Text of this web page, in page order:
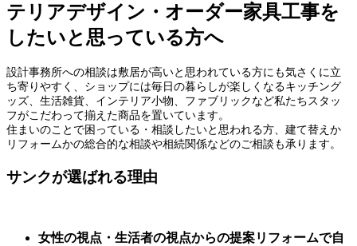
テリアデザイン・オーダー家具工事を
したいと思っている方へ
設計事務所への相談は敷居が高いと思われている方にも気さくに立
ち寄りやすく、ショップには毎日の暮らしが楽しくなるキッチング
ッズ、生活雑貨、インテリア小物、ファブリックなど私たちスタッ
フがこだわって揃えた商品を置いています。
住まいのことで困っている・相談したいと思われる方、建て替えか
リフォームかの総合的な相談や相続関係などのご相談も承ります。
サンクが選ばれる理由
女性の視点・生活者の視点からの提案リフォームで自